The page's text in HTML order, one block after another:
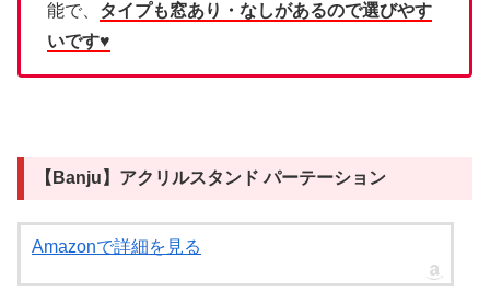
能で、 タイプも窓あり・なしがあるので選びやす
いです♥
【Banju】アクリルスタンド パーテーション
Amazonで詳細を見る